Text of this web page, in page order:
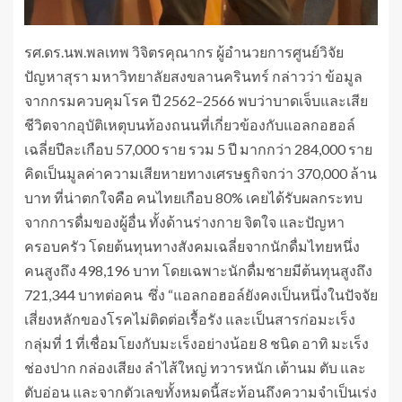
รศ.ดร.นพ.พลเทพ วิจิตรคุณากร ผู้อำนวยการศูนย์วิจัย
ปัญหาสุรา มหาวิทยาลัยสงขลานครินทร์ กล่าวว่า ข้อมูล
จากกรมควบคุมโรค ปี 2562–2566 พบว่าบาดเจ็บและเสีย
ชีวิตจากอุบัติเหตุบนท้องถนนที่เกี่ยวข้องกับแอลกอฮอล์
เฉลี่ยปีละเกือบ 57,000 ราย รวม 5 ปี มากกว่า 284,000 ราย
คิดเป็นมูลค่าความเสียหายทางเศรษฐกิจกว่า 370,000 ล้าน
บาท ที่น่าตกใจคือ คนไทยเกือบ 80% เคยได้รับผลกระทบ
จากการดื่มของผู้อื่น ทั้งด้านร่างกาย จิตใจ และปัญหา
ครอบครัว โดยต้นทุนทางสังคมเฉลี่ยจากนักดื่มไทยหนึ่ง
คนสูงถึง 498,196 บาท โดยเฉพาะนักดื่มชายมีต้นทุนสูงถึง
721,344 บาทต่อคน ซึ่ง “แอลกอฮอล์ยังคงเป็นหนึ่งในปัจจัย
เสี่ยงหลักของโรคไม่ติดต่อเรื้อรัง และเป็นสารก่อมะเร็ง
กลุ่มที่ 1 ที่เชื่อมโยงกับมะเร็งอย่างน้อย 8 ชนิด อาทิ มะเร็ง
ช่องปาก กล่องเสียง ลำไส้ใหญ่ ทวารหนัก เต้านม ตับ และ
ตับอ่อน และจากตัวเลขทั้งหมดนี้สะท้อนถึงความจำเป็นเร่ง